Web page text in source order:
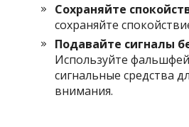
Сохраняйте
сохраняйте
Подавайте сигналы
Используйте
сигнальные средства
внимания.